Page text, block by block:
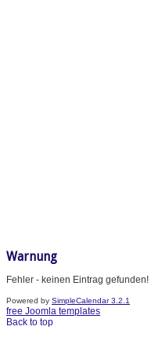
Warnung
Fehler - keinen Eintrag gefunden!
Powered by SimpleCalendar 3.2.1
free Joomla templates
Back to top